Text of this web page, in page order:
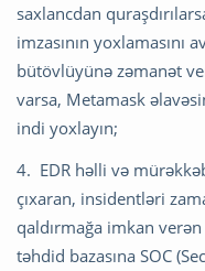
saxlancdan
imzasının yoxlamasını
bütövlüyünə zəmanət
varsa, Metamask
indi yoxlayın;
4. EDR həlli və
çıxaran, insidentləri
qaldırmağa imkan
təhdid bazasına SOC